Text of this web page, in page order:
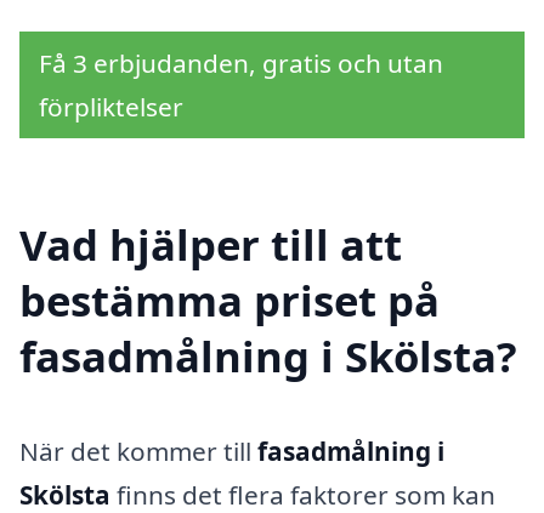
Få 3 erbjudanden, gratis och utan
förpliktelser
Vad hjälper till att
bestämma priset på
fasadmålning i Skölsta?
När det kommer till fasadmålning i
Skölsta finns det flera faktorer som kan